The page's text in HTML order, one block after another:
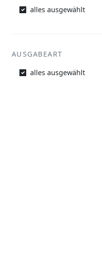
alles ausgewählt
AUSGABEART
alles ausgewählt